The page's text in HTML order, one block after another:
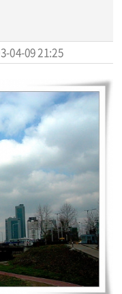
04-09 21:25